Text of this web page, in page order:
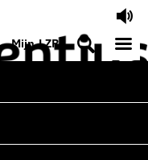
V
Mijn.LZR S M